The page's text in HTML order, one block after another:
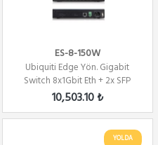
ES-8-150W
Ubiquiti Edge Yön. Gigabit
Switch 8x1Gbit Eth + 2x SFP
150Watt
10,503.10 ₺
YOLDA